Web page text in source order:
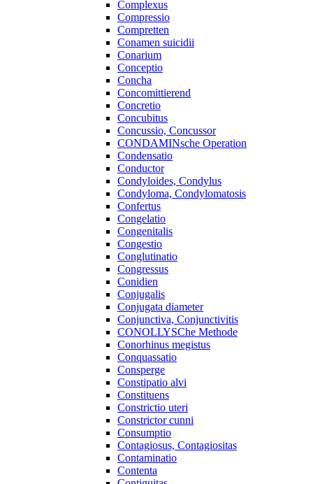
Complexus
Compressio
Compretten
Conamen suicidii
Conarium
Conceptio
Concha
Concomittierend
Concretio
Concubitus
Concussio, Concussor
CONDAMINsche Operation
Condensatio
Conductor
Condyloides, Condylus
Condyloma, Condylomatosis
Confertus
Congelatio
Congenitalis
Congestio
Conglutinatio
Congressus
Conidien
Conjugalis
Conjugata diameter
Conjunctiva, Conjunctivitis
CONOLLYSChe Methode
Conorhinus megistus
Conquassatio
Consperge
Constipatio alvi
Constituens
Constrictio uteri
Constrictor cunni
Consumptio
Contagiosus, Contagiositas
Contaminatio
Contenta